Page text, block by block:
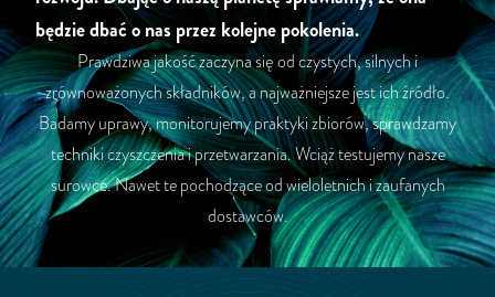
będzie dbać o nas przez kolejne pokolenia.
Prawdziwa jakość zaczyna się od czystych, silnych i
zrównoważonych składników, a najważniejsze jest ich źródło.
Badamy uprawy, monitorujemy praktyki zbiorów, sprawdzamy
techniki czyszczenia i przetwarzania. Wciąż testujemy nasze
surowce. Nawet te pochodzące od wieloletnich i zaufanych
dostawców.